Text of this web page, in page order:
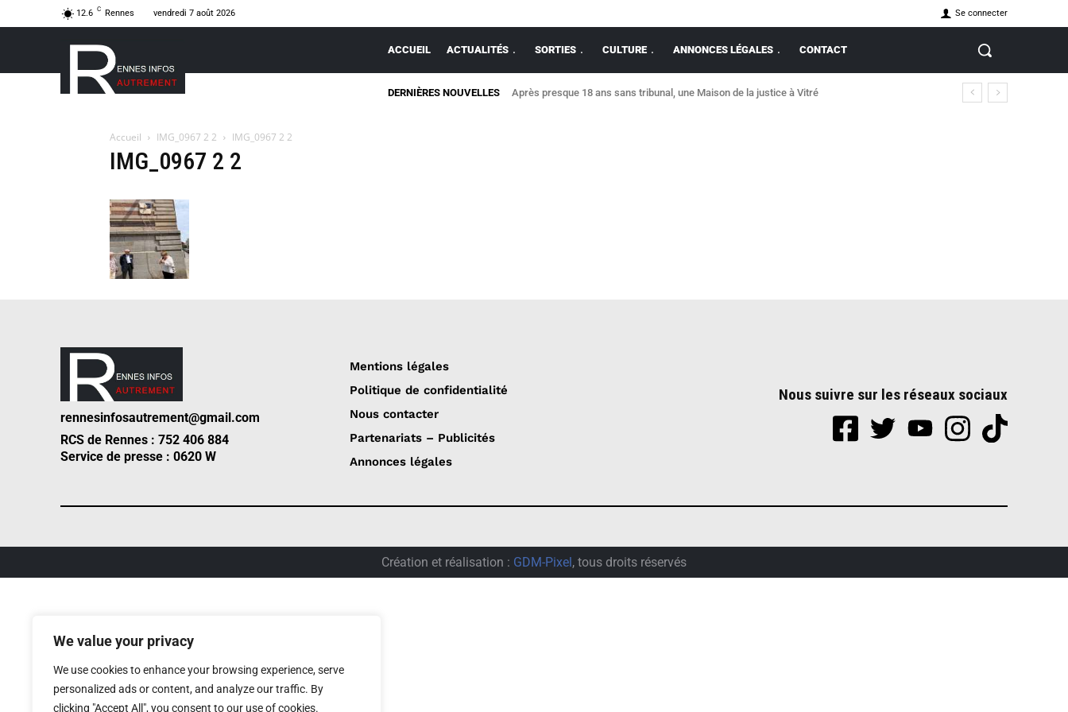
We value your privacy
We use cookies to enhance your browsing experience, serve
personalized ads or content, and analyze our traffic. By
clicking "Accept All", you consent to our use of cookies.
12.6 C Rennes vendredi 7 août 2026 Se connecter
ACCUEIL ACTUALITÉS SORTIES CULTURE ANNONCES LÉGALES CONTACT
DERNIÈRES NOUVELLES Après presque 18 ans sans tribunal, une Maison de la justice à Vitré
Accueil IMG_0967 2 2 IMG_0967 2 2
IMG_0967 2 2
rennesinfosautrement@gmail.com
RCS de Rennes : 752 406 884
Service de presse : 0620 W
Mentions légales
Politique de confidentialité
Nous contacter
Partenariats – Publicités
Annonces légales
Nous suivre sur les réseaux sociaux
Création et réalisation : GDM-Pixel, tous droits réservés